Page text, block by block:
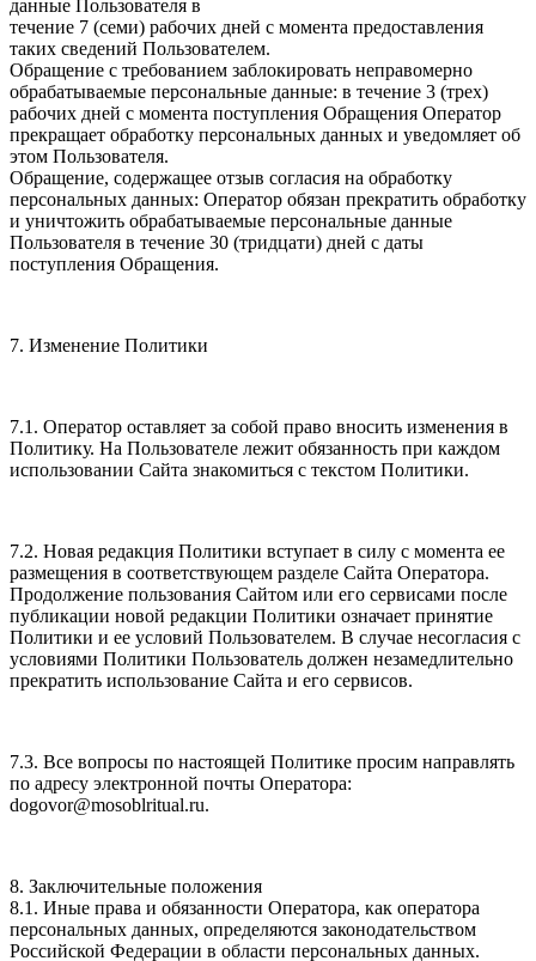
данные Пользователя в
течение 7 (семи) рабочих дней с момента предоставления
таких сведений Пользователем.
Обращение с требованием заблокировать неправомерно
обрабатываемые персональные данные: в течение 3 (трех)
рабочих дней с момента поступления Обращения Оператор
прекращает обработку персональных данных и уведомляет об
этом Пользователя.
Обращение, содержащее отзыв согласия на обработку
персональных данных: Оператор обязан прекратить обработку
и уничтожить обрабатываемые персональные данные
Пользователя в течение 30 (тридцати) дней с даты
поступления Обращения.
7. Изменение Политики
7.1. Оператор оставляет за собой право вносить изменения в
Политику. На Пользователе лежит обязанность при каждом
использовании Сайта знакомиться с текстом Политики.
7.2. Новая редакция Политики вступает в силу с момента ее
размещения в соответствующем разделе Сайта Оператора.
Продолжение пользования Сайтом или его сервисами после
публикации новой редакции Политики означает принятие
Политики и ее условий Пользователем. В случае несогласия с
условиями Политики Пользователь должен незамедлительно
прекратить использование Сайта и его сервисов.
7.3. Все вопросы по настоящей Политике просим направлять
по адресу электронной почты Оператора:
dogovor@mosoblritual.ru.
8. Заключительные положения
8.1. Иные права и обязанности Оператора, как оператора
персональных данных, определяются законодательством
Российской Федерации в области персональных данных.